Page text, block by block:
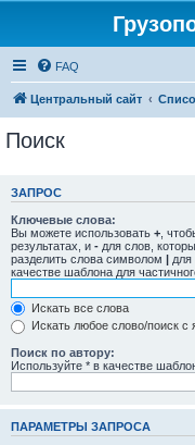
FAQ
Центральный сайт
Поиск
ЗАПРОС
Ключевые слова:
Вы можете использовать + ,
результатах, и - для слов,
разделить слова символом | для
качестве шаблона для
Искать все слова
Искать любое слово/поиск с
Поиск по автору:
Используйте * в качестве
ПАРАМЕТРЫ ЗАПРОСА